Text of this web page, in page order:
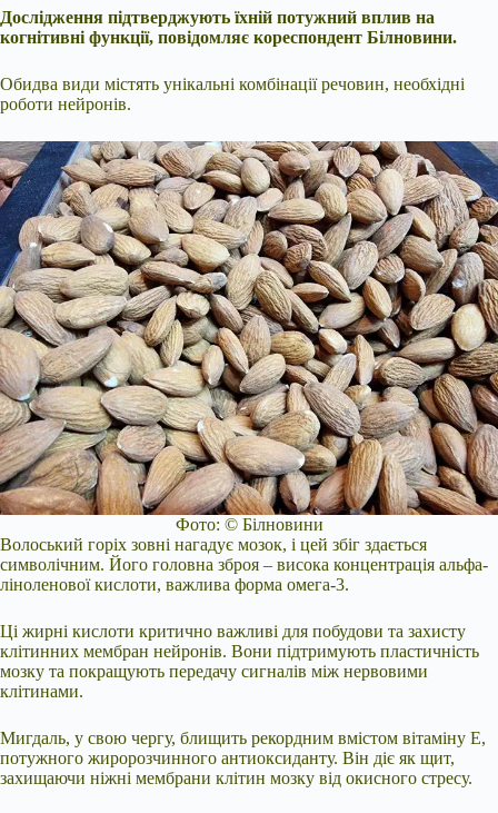
Дослідження підтверджують їхній потужний вплив на
когнітивні функції, повідомляє кореспондент Білновини.
Обидва види містять унікальні комбінації речовин, необхідні
роботи нейронів.
Фото: © Білновини
Волоський горіх зовні нагадує мозок, і цей збіг здається
символічним. Його головна зброя – висока концентрація альфа-
ліноленової кислоти, важлива форма омега-3.
Ці жирні кислоти критично важливі для побудови та захисту
клітинних мембран нейронів. Вони підтримують пластичність
мозку та покращують передачу сигналів між нервовими
клітинами.
Мигдаль, у свою чергу, блищить рекордним вмістом вітаміну Е,
потужного жиророзчинного антиоксиданту. Він діє як щит,
захищаючи ніжні мембрани клітин мозку від окисного стресу.